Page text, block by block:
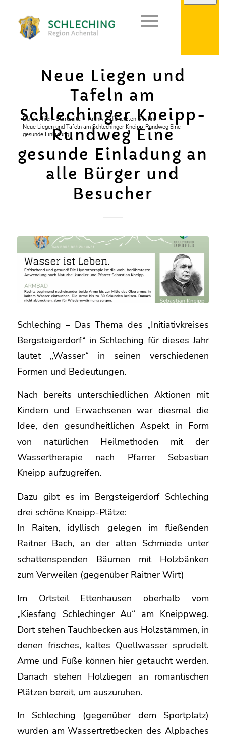
Du bist hier: Startseite / Archiv – die letzten 5 Jahre /
Neue Liegen und Tafeln am Schlechinger Kneipp-Rundweg Eine
gesunde Einladung...
Neue Liegen und
Tafeln am
Schlechinger Kneipp-
Rundweg Eine
gesunde Einladung an
alle Bürger und
Besucher
Schleching – Das Thema des „Initiativkreises
Bergsteigerdorf“ in Schleching für dieses Jahr
lautet „Wasser“ in seinen verschiedenen
Formen und Bedeutungen.
Nach bereits unterschiedlichen Aktionen mit
Kindern und Erwachsenen war diesmal die
Idee, den gesundheitlichen Aspekt in Form
von natürlichen Heilmethoden mit der
Wassertherapie nach Pfarrer Sebastian
Kneipp aufzugreifen.
Dazu gibt es im Bergsteigerdorf Schleching
drei schöne Kneipp-Plätze:
In Raiten, idyllisch gelegen im fließenden
Raitner Bach, an der alten Schmiede unter
schattenspenden Bäumen mit Holzbänken
zum Verweilen (gegenüber Raitner Wirt)
Im Ortsteil Ettenhausen oberhalb vom
„Kiesfang Schlechinger Au“ am Kneippweg.
Dort stehen Tauchbecken aus Holzstämmen, in
denen frisches, kaltes Quellwasser sprudelt.
Arme und Füße können hier getaucht werden.
Danach stehen Holzliegen an romantischen
Plätzen bereit, um auszuruhen.
In Schleching (gegenüber dem Sportplatz)
wurden am Wassertretbecken des Alpbaches